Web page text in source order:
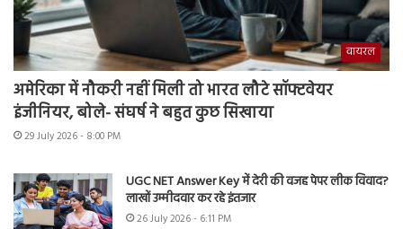
वायरल
अमेरिका में नौकरी नहीं मिली तो भारत लौटे सॉफ्टवेयर
इंजीनियर, बोले- संघर्ष ने बहुत कुछ सिखाया
29 July 2026 - 8:00 PM
UGC NET Answer Key में देरी की वजह पेपर लीक विवाद?
लाखों उम्मीदवार कर रहे इंतजार
26 July 2026 - 6:11 PM